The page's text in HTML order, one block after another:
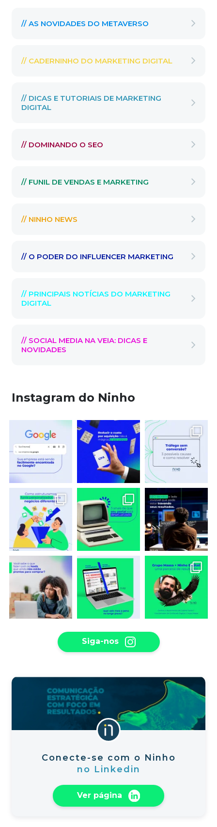
// AS NOVIDADES DO METAVERSO
// CADERNINHO DO MARKETING DIGITAL
// DICAS E TUTORIAIS DE MARKETING
DIGITAL
// DOMINANDO O SEO
// FUNIL DE VENDAS E MARKETING
// NINHO NEWS
// O PODER DO INFLUENCER MARKETING
// PRINCIPAIS NOTÍCIAS DO MARKETING
DIGITAL
// SOCIAL MEDIA NA VEIA: DICAS E
NOVIDADES
Instagram do Ninho
Siga-nos
Conecte-se com o Ninho
no Linkedin
Ver página